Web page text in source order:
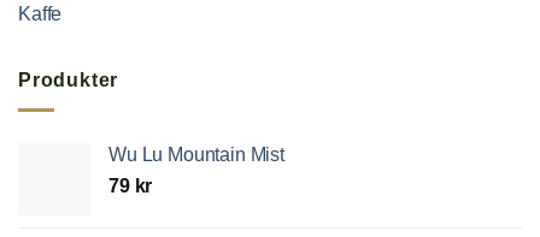
Kaffe
Produkter
Wu Lu Mountain Mist
79 kr